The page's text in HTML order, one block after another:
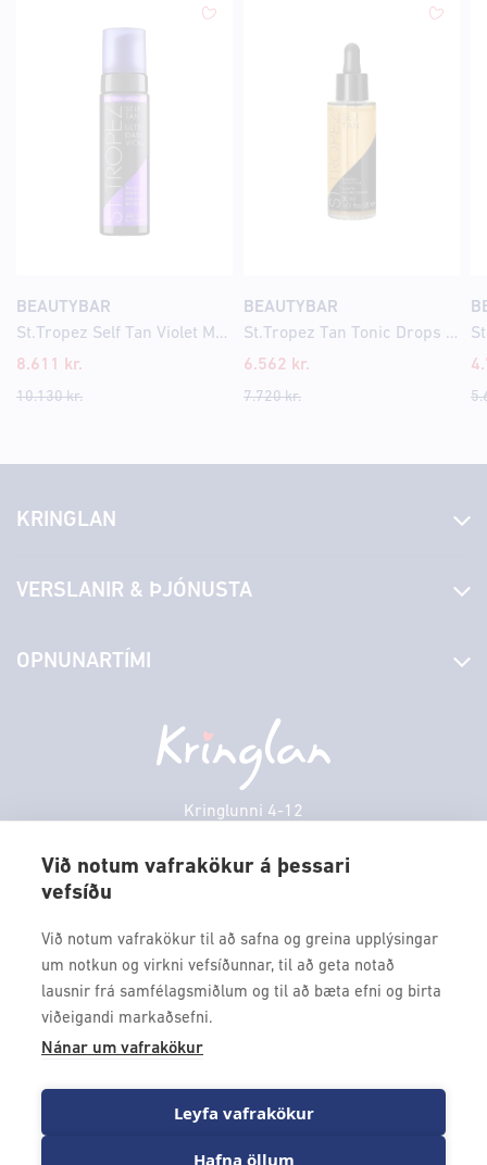
Við notum vafrakökur á þessari
vefsíðu
Við notum vafrakökur til að safna og greina upplýsingar
um notkun og virkni vefsíðunnar, til að geta notað
lausnir frá samfélagsmiðlum og til að bæta efni og birta
viðeigandi markaðsefni.
Nánar um vafrakökur
Leyfa vafrakökur
Hafna öllum
BEAUTYBAR
St.Tropez Self Tan Violet Mousse 200ml
8.611
kr.
10.130kr.
BEAUTYBAR
St.Tropez Tan Tonic Drops 30ml
6.562 kr.
7.720kr.
Kringlunni 4-12
kringlan@kringlan.is
KRINGLAN
Laus störf
Hafðu samband
Persónuverndarstefna
VERSLANIR & ÞJÓNUSTA
Borgarbókasafn
Borgarleikhúsið
Ævintýraland
OPNUNARTÍMI
Miðvikudagur
VERTU MEÐ
Fáðu forskot á dagskrána okkar og sértilboð með því að skrá